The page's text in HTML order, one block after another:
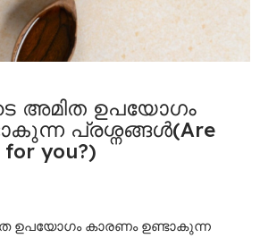
അമിത ഉപയോഗം
പ്രശ്നങ്ങൾ(Are
you?)
ഉപയോഗം കാരണം ഉണ്ടാകുന്ന